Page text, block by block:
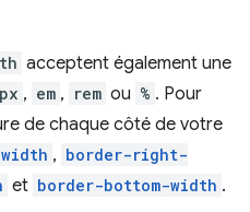
acceptent également une
px , em , rem ou % . Pour
de chaque côté de votre
, border-right-
et border-bottom-width .